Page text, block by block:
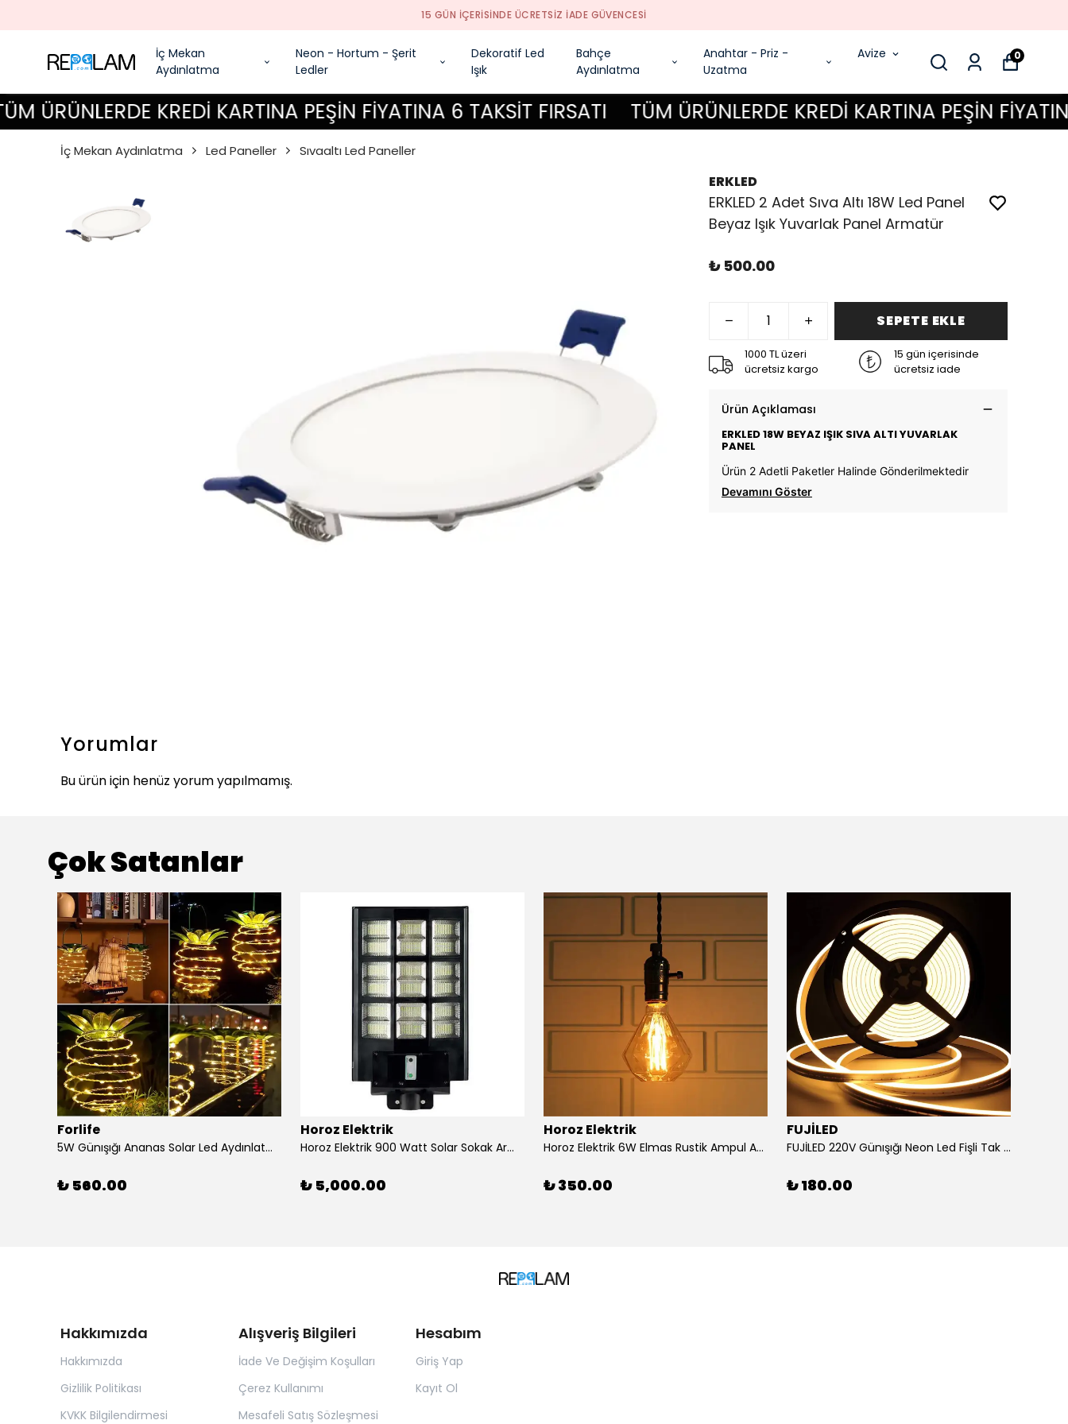
15 GÜN İÇERİSİNDE ÜCRETSİZ İADE GÜVENCESİ
İç Mekan
Aydınlatma
Neon - Hortum - Şerit
Ledler
Dekoratif Led
Işık
Bahçe
Aydınlatma
Anahtar - Priz -
Uzatma
Avize 0
KREDİ KARTINA PEŞİN FİYATINA 6 TAKSİT FIRSATI TÜM ÜRÜNLERDE KREDİ KARTINA PEŞİN FİYATINA 6
İç Mekan Aydınlatma Led Paneller Sıvaaltı Led Paneller
ERKLED
ERKLED 2 Adet Sıva Altı 18W Led Panel
Beyaz Işık Yuvarlak Panel Armatür
₺ 500.00
SEPETE EKLE
1000 TL üzeri
ücretsiz kargo
15 gün içerisinde
ücretsiz iade
Ürün Açıklaması
ERKLED 18W BEYAZ IŞIK SIVA ALTI YUVARLAK
PANEL
Ürün 2 Adetli Paketler Halinde Gönderilmektedir
Devamını Göster
Yorumlar
Bu ürün için henüz yorum yapılmamış.
Çok Satanlar
Forlife
5W Günışığı Ananas Solar Led Aydınlatma Bahçe Balkon Aydınlatma
₺ 560.00
Horoz Elektrik
Horoz Elektrik 900 Watt Solar Sokak Armatürü Beyaz Işık
₺ 5,000.00
Horoz Elektrik
Horoz Elektrik 6W Elmas Rustik Ampul Amber Işık
₺ 350.00
FUJİLED
FUJİLED 220V Günışığı Neon Led Fişli Tak Çalıştır
₺ 180.00
Hakkımızda
Hakkımızda
Gizlilik Politikası
KVKK Bilgilendirmesi
Alışveriş Bilgileri
İade Ve Değişim Koşulları
Çerez Kullanımı
Mesafeli Satış Sözleşmesi
Hesabım
Giriş Yap
Kayıt Ol